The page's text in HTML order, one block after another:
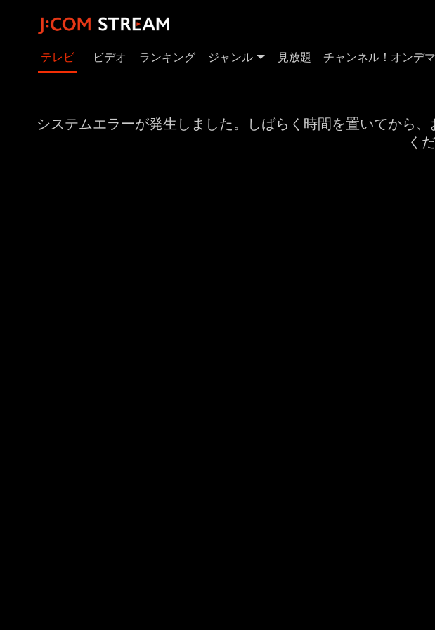
テレビ ビデオ ランキング ジャンル 見放題 チャンネル！オンデ
システムエラーが発生しました。しばらく時間を置いてから
く